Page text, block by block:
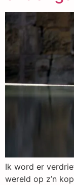
Ik word er
wereld op z’n